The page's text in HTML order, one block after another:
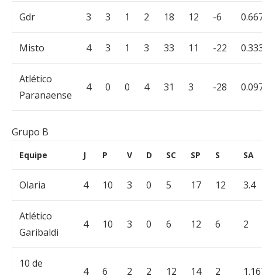
Gdr 3 3 1 2 18 12 -6
Misto 4 3 1 3 33 11 -22
Atlético
Paranaense
4 0 0 4 31 3 -28
Grupo B
Equipe J P V D SC SP S SA
Olaria 4 10 3 0 5 17 12 3.4
Atlético
Garibaldi
4 10 3 0 6 12 6 2
10 de
4 6 2 2 12 14 2